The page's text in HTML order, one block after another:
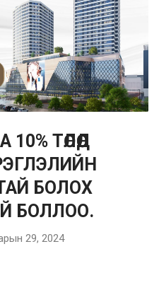
ТӨЛӨӨД
БОЛОХ
БОЛЛОО.
29, 2024